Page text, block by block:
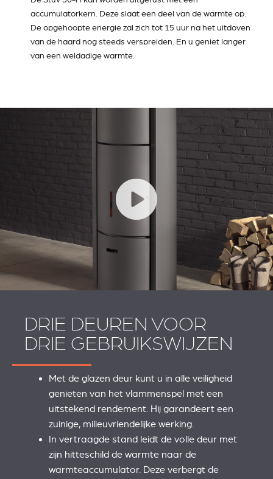
accumulatorkern. Deze slaat een deel van de warmte op.
De opgehoopte energie zal zich tot 15 uur na het uitdoven
van de haard nog steeds verspreiden. En u geniet langer
van een weldadige warmte.
DRIE DEUREN VOOR
DRIE GEBRUIKSWIJZEN
Met de glazen deur kunt u in alle veiligheid
genieten van het vlammenspel met een
uitstekend rendement. Hij garandeert een
zuinige, milieuvriendelijke werking.
In vertraagde stand leidt de volle deur met
zijn hitteschild de warmte naar de
warmteaccumulator. Deze verbergt de